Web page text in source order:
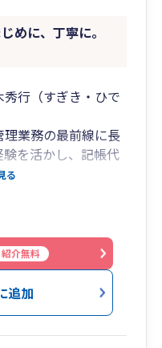
めに、丁寧に。
行（すぎき・ひで
業務の最前線に長
を活かし、記帳代
した質の高いサポ
を整えております
、全国の皆さまか
ディーに対応いた
とどまらず、お客様
と固い信頼関係を
お客様の信頼に応
る
紹介無料
追加